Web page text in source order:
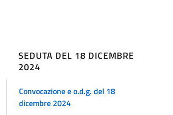
SEDUTA DEL 18 DICEMBRE
2024
Convocazione e o.d.g. del 18
dicembre 2024